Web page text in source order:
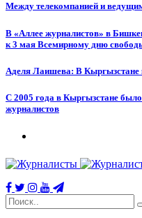
Между телекомпанией и
В «Аллее журналистов» в
к 3 мая Всемирному дню
Аделя Лаишева: В Кыргызстане
С 2005 года в Кыргызстане
журналистов